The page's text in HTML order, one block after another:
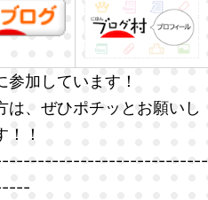
加しています！
、ぜひポチッとお願いし
！！